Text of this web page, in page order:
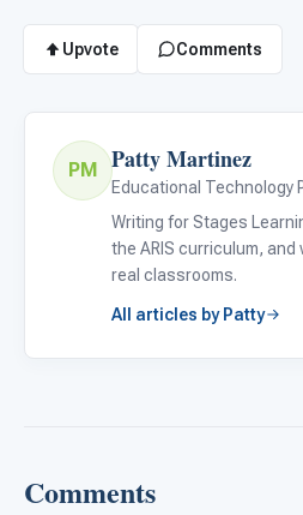
Upvote Comments
PM Patty Martinez
Educational Technology
Writing for Stages
the ARIS curriculum,
real classrooms.
All articles by Patty
Comments